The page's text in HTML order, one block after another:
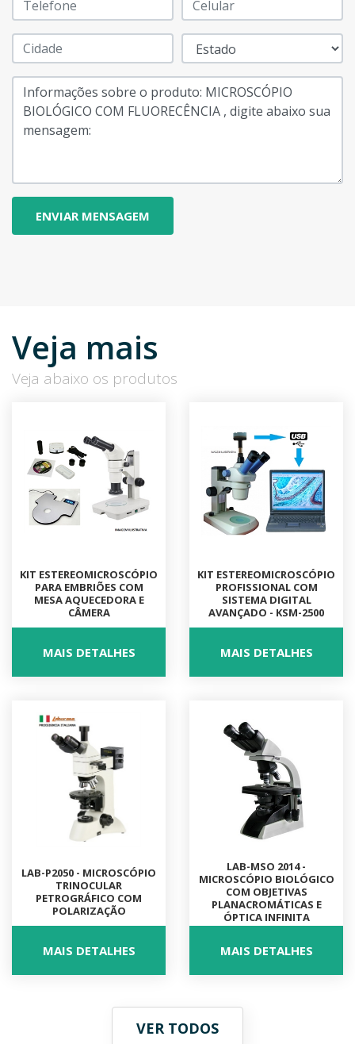
Veja mais
Veja abaixo os produtos
KIT ESTEREOMICROSCÓPIO
PARA EMBRIÕES COM
MESA AQUECEDORA E
CÂMERA
MAIS DETALHES
KIT ESTEREOMICROSCÓPIO
PROFISSIONAL COM
SISTEMA DIGITAL
AVANÇADO - KSM-2500
MAIS DETALHES
LAB-P2050 - MICROSCÓPIO
TRINOCULAR
PETROGRÁFICO COM
POLARIZAÇÃO
MAIS DETALHES
LAB-MSO 2014 -
MICROSCÓPIO BIOLÓGICO
COM OBJETIVAS
PLANACROMÁTICAS E
ÓPTICA INFINITA
MAIS DETALHES
VER TODOS